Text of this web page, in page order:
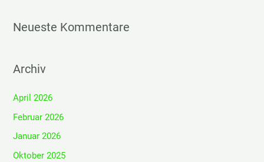
Neueste Kommentare
Archiv
April 2026
Februar 2026
Januar 2026
Oktober 2025